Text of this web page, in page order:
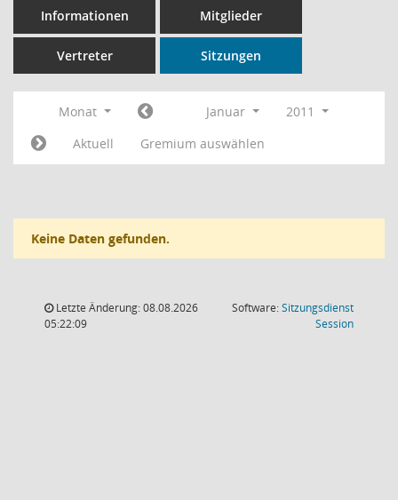
Informationen Mitglieder
Vertreter Sitzungen
Monat Januar
2011
Aktuell
Gremium auswählen
Keine Daten gefunden.
Letzte Änderung: 08.08.2026
05:22:09
Software:Sitzungsdienst
Session(Wird in